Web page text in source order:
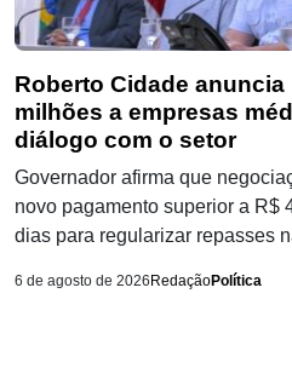
Roberto Cidade anuncia
milhões a empresas
diálogo com o setor
Governador afirma que
novo pagamento superior a R$
dias para regularizar repasses
6 de agosto de 2026 RedaçãoPolítica